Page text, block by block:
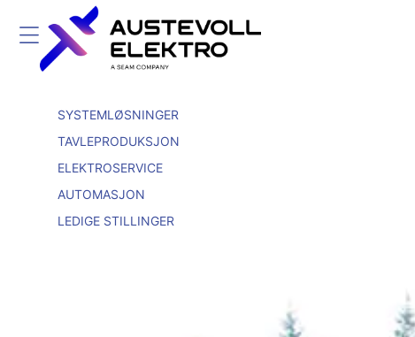
SYSTEMLØSNINGER
TAVLEPRODUKSJON
ELEKTROSERVICE
AUTOMASJON
LEDIGE STILLINGER